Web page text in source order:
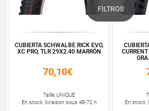
FILTROS
CUBIERTA SCHWALBE RICK EVO,
XC PRO, TLR 29X2.40 MARRÓN
70,10€
Taille UNIQUE
En stock, livraison sous 48-72 h
En stock,